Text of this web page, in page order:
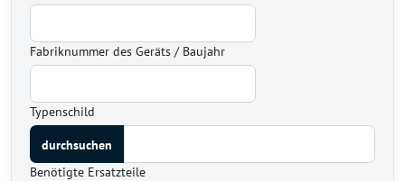
Fabriknummer des Geräts / Baujahr
Typenschild
Benötigte Ersatzteile